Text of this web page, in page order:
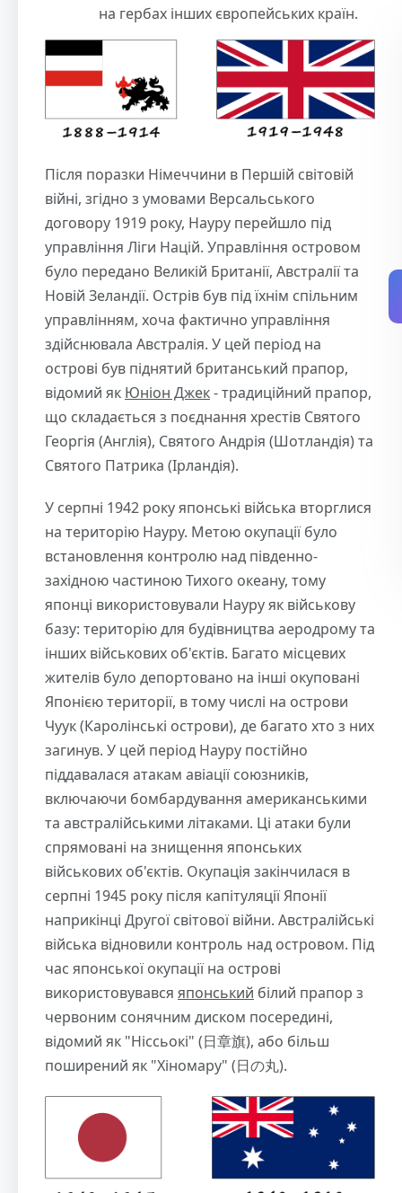
на гербах інших європейських країн.
Після поразки Німеччини в Першій світовій
війні, згідно з умовами Версальського
договору 1919 року, Науру перейшло під
управління Ліги Націй. Управління островом
було передано Великій Британії, Австралії та
Новій Зеландії. Острів був під їхнім спільним
управлінням, хоча фактично управління
здійснювала Австралія. У цей період на
острові був піднятий британський прапор,
відомий як Юніон Джек- традиційний прапор,
що складається з поєднання хрестів Святого
Георгія (Англія), Святого Андрія (Шотландія) та
Святого Патрика (Ірландія).
У серпні 1942 року японські війська вторглися
на територію Науру. Метою окупації було
встановлення контролю над південно-
західною частиною Тихого океану, тому
японці використовували Науру як військову
базу: територію для будівництва аеродрому та
інших військових об'єктів. Багато місцевих
жителів було депортовано на інші окуповані
Японією території, в тому числі на острови
Чуук (Каролінські острови), де багато хто з них
загинув. У цей період Науру постійно
піддавалася атакам авіації союзників,
включаючи бомбардування американськими
та австралійськими літаками. Ці атаки були
спрямовані на знищення японських
військових об'єктів. Окупація закінчилася в
серпні 1945 року після капітуляції Японії
наприкінці Другої світової війни. Австралійські
війська відновили контроль над островом. Під
час японської окупації на острові
використовувався японський білий прапор з
червоним сонячним диском посередині,
відомий як "Ніссьокі" (日章旗), або більш
поширений як "Хіномару" (日の丸).